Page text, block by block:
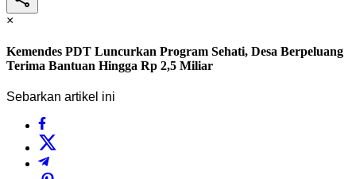
×
Kemendes PDT Luncurkan Program Sehati, Desa Berpeluang
Terima Bantuan Hingga Rp 2,5 Miliar
Sebarkan artikel ini